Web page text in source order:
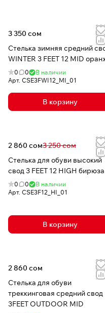
3 350 сом
Стелька зимняя средний
WINTER 3 FEET 12 MID
0 0
В наличии
Арт. CSE3FWI12_MI_01
В корзину
2 860 сом3 250 сом
Стелька для обуви высокий
свод 3 FEET 12 HIGH бирюза
0 0
В наличии
Арт. CSE3F12_HI_01
В корзину
2 860 сом
Стелька для обуви
треккинговая средний свод
3FEET OUTDOOR MID